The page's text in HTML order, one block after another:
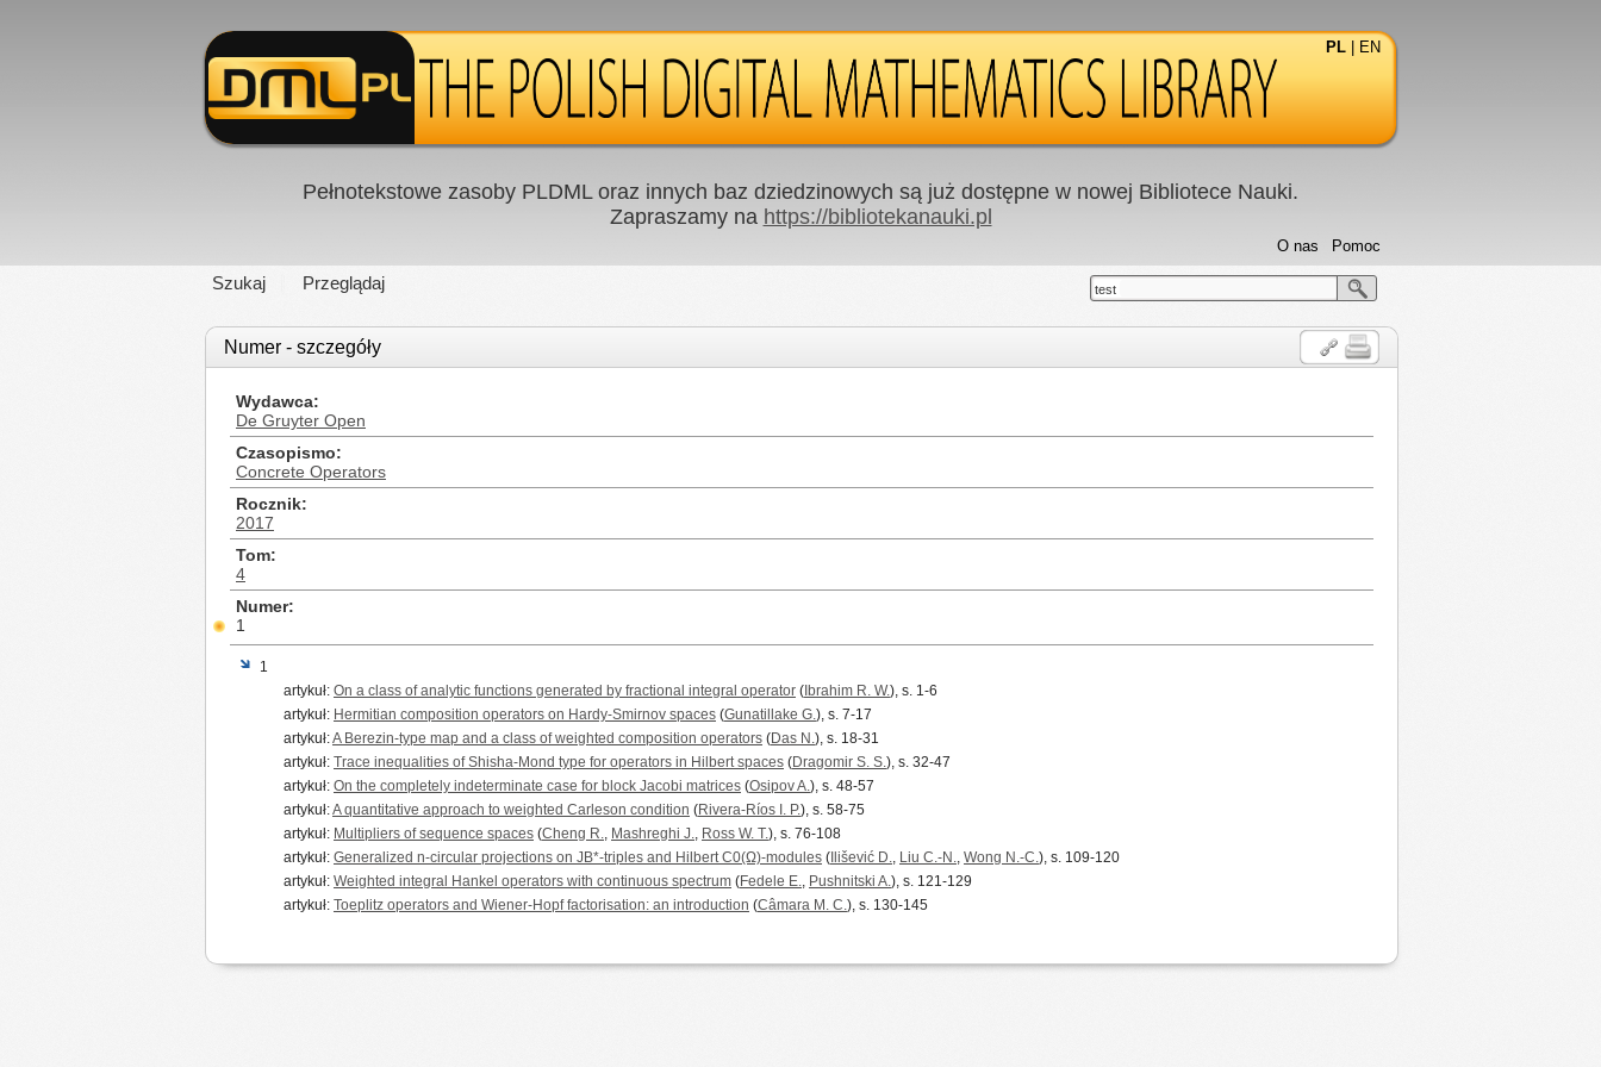
PL EN
Pełnotekstowe zasoby PLDML oraz innych baz dziedzinowych są już dostępne w nowej Bibliotece Nauki.
Zapraszamy na https://bibliotekanauki.pl
Szukaj Przeglądaj
Pomoc
O nas
test
Numer - szczegóły
Wydawca
De Gruyter Open
Czasopismo
Concrete Operators
Rocznik
2017
Tom
4
Numer
1
1
artykuł: On a class of analytic functions generated by fractional integral operator ( Ibrahim R. W.), s. 1-6
artykuł: Hermitian composition operators on Hardy-Smirnov spaces (Gunatillake G.), s. 7-17
artykuł:A Berezin-type map and a class of weighted composition operators (Das N.), s. 18-31
artykuł: Trace inequalities of Shisha-Mond type for operators in Hilbert spaces (Dragomir S. S.), s. 32-47
artykuł: On the completely indeterminate case for block Jacobi matrices (Osipov A.), s. 48-57
artykuł:A quantitative approach to weighted Carleson condition (Rivera-Ríos I. P.), s. 58-75
artykuł: Multipliers of sequence spaces (Cheng R., Mashreghi J., Ross W. T.), s. 76-108
artykuł: Generalized n-circular projections on JB*-triples and Hilbert C0(Ω)-modules ( Ilišević D., Liu C.-N., Wong N.-C.), s. 109-120
artykuł: Weighted integral Hankel operators with continuous spectrum (Fedele E., Pushnitski A.), s. 121-129
artykuł: Toeplitz operators and Wiener-Hopf factorisation: an introduction (Câmara M. C.), s. 130-145